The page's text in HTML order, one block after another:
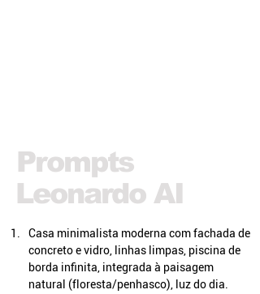
Prompts
Leonardo AI
Casa minimalista moderna com fachada de
concreto e vidro, linhas limpas, piscina de
borda infinita, integrada à paisagem
natural (floresta/penhasco), luz do dia.